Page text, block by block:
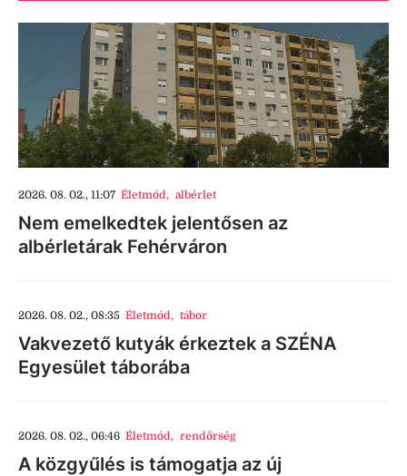
2026. 08. 02., 11:07 Életmód, albérlet
Nem emelkedtek jelentősen az
albérletárak Fehérváron
2026. 08. 02., 08:35 Életmód, tábor
Vakvezető kutyák érkeztek a SZÉNA
Egyesület táborába
2026. 08. 02., 06:46 Életmód, rendőrség
A közgyűlés is támogatja az új